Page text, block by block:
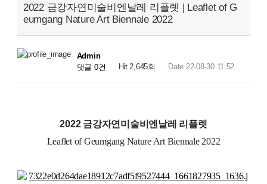
2022 금강자연미술비엔날레 리플렛 | Leaflet of G
eumgang Nature Art Biennale 2022
Admin
댓글 0건
Hit 2,645회 Date 22-08-30 11:52
2022 금강자연미술비엔날레 리플렛
Leaflet of Geumgang Nature Art Biennale 2022